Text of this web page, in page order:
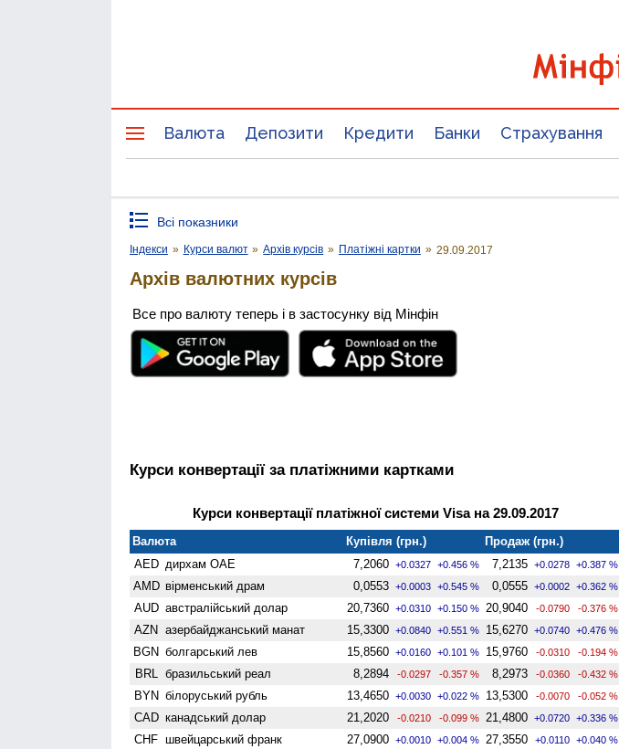
Валюта Депозити Кредити Банки Страхування
Всі показники
Індекси » Курси валют » Архів курсів » Платіжні картки » 29.09.2017
Архів валютних курсів
Все про валюту теперь і в застосунку від Мінфін
Курси конвертації за платіжними картками
Курси конвертації платіжної системи Visa на 29.09.2017
Валюта Купівля (грн.)
Продаж (грн.)
AED дирхам ОАЕ 7,2060 +0.0327 +0.456 % 7,2135 +0.0278 +0.387 %
AMD вiрменський драм 0,0553 +0.0003 +0.545 % 0,0555 +0.0002 +0.362 %
AUD австралійський долар 20,7360 +0.0310 +0.150 % 20,9040 -0.0790 -0.376 %
AZN азербайджанський манат 15,3300 +0.0840 +0.551 % 15,6270 +0.0740 +0.476 %
BGN болгарський лев 15,8560 +0.0160 +0.101 % 15,9760 -0.0310 -0.194 %
BRL бразильський реал 8,2894 -0.0297 -0.357 % 8,2973 -0.0360 -0.432 %
BYN білоруський рубль 13,4650 +0.0030 +0.022 % 13,5300 -0.0070 -0.052 %
CAD канадський долар 21,2020 -0.0210 -0.099 % 21,4800 +0.0720 +0.336 %
CHF швейцарський франк 27,0900 +0.0010 +0.004 % 27,3550 +0.0110 +0.040 %